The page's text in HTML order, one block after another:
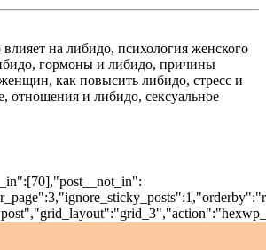
на либидо, психология женского
гормоны и либидо, причины
как повысить либидо, стресс и
отношения и либидо, сексуальное